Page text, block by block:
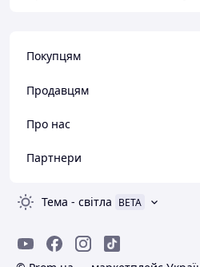
Покупцям
Продавцям
Про нас
Партнери
Тема - світла BETA